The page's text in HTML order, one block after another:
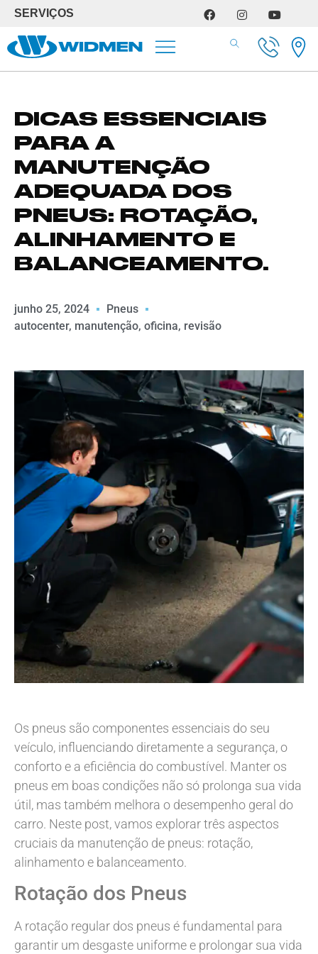
SERVIÇOS
DICAS ESSENCIAIS
PARA A
MANUTENÇÃO
ADEQUADA DOS
PNEUS: ROTAÇÃO,
ALINHAMENTO E
BALANCEAMENTO.
junho 25, 2024
Pneus
autocenter, manutenção, oficina, revisão
Os pneus são componentes essenciais do seu
veículo, influenciando diretamente a segurança, o
conforto e a eficiência do combustível. Manter os
pneus em boas condições não só prolonga sua vida
útil, mas também melhora o desempenho geral do
carro. Neste post, vamos explorar três aspectos
cruciais da manutenção de pneus: rotação,
alinhamento e balanceamento.
Rotação dos Pneus
A rotação regular dos pneus é fundamental para
garantir um desgaste uniforme e prolongar sua vida